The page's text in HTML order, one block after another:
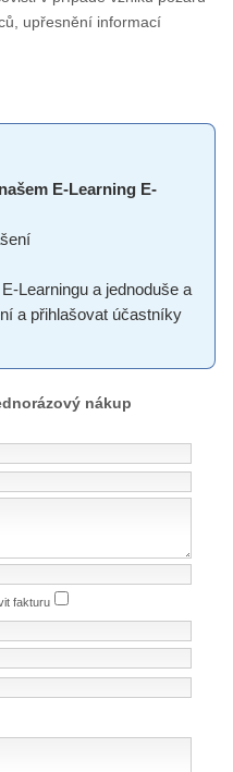
upřesnění informací
E-Learning E-
Learningu a jednoduše a
a přihlašovat účastníky
nákup
fakturu